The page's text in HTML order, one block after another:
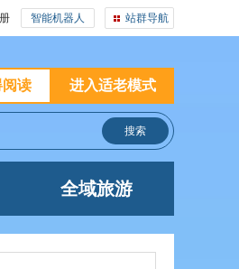
站群导航
智能机器人
进入适老模式
读
全域旅游